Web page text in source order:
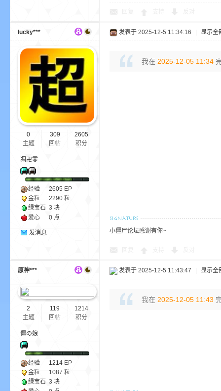
lucky***
0
主题
309
回帖
2605
积分
凋卍零
经验 2605 EP
金粒
2290 粒
绿宝石 3 块
爱心
0 点
发消息
发表于 2025-12-5 11:34:16 显示全
我在 2025-12-05 11:34
小僵尸论坛感谢有你~
原神***
2
主题
119
回帖
1214
积分
僵の娘
经验 1214 EP
金粒
1087 粒
绿宝石 3 块
发表于 2025-12-5 11:43:47 显示全
我在 2025-12-05 11:43